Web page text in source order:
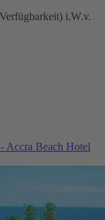
i.W.v.
Accra Beach Hotel